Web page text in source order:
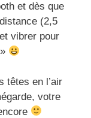
et dès que
(2,5
vibrer pour
têtes en l’air
votre